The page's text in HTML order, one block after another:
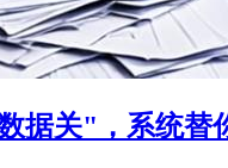
据关"，系统替